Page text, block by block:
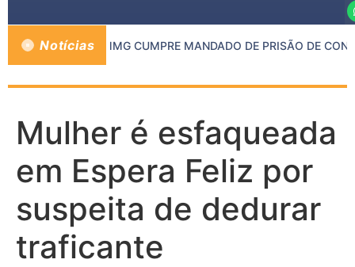
Notícias
INHAPIM E PMMG CUMPRE MANDADO DE PRISÃO DE
Mulher é esfaqueada
em Espera Feliz por
suspeita de dedurar
traficante